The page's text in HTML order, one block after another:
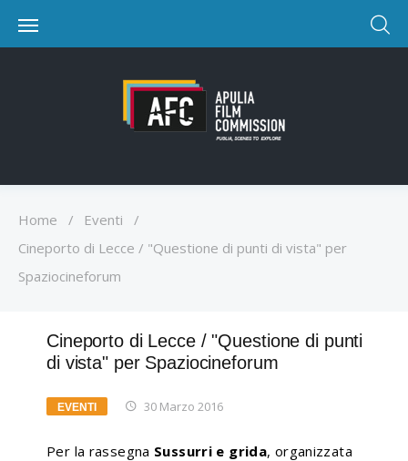
Home / Eventi
/
Cineporto di Lecce / "Questione di punti di vista" per
Spaziocineforum
Cineporto di Lecce / "Questione di punti
di vista" per Spaziocineforum
EVENTI 30 Marzo 2016
Per la rassegna Sussurri e grida, organizzata